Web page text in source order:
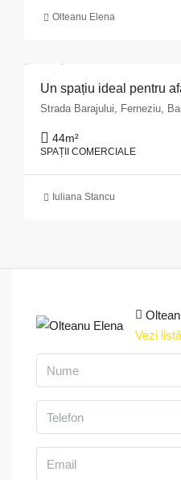
Olteanu Elena
Un spațiu ideal pentru
44m²
SPAȚII COMERCIALE
Iuliana Stancu
Vezi